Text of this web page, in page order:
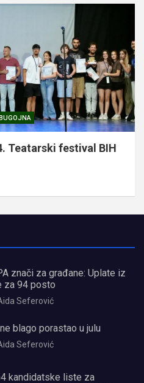
Teatarski festival BIH
znači za građane: Uplate iz
za 94 posto
Seferović
blago porastao u julu
Seferović
kandidatske liste za